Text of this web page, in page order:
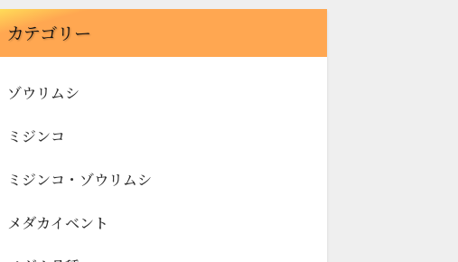
カテゴリー
ゾウリムシ
ミジンコ
ミジンコ・ゾウリムシ
メダカイベント